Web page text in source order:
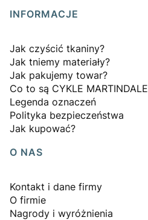
INFORMACJE
Jak czyścić tkaniny?
Jak tniemy materiały?
Jak pakujemy towar?
Co to są CYKLE MARTINDALE
Legenda oznaczeń
Polityka bezpieczeństwa
Jak kupować?
O NAS
Kontakt i dane firmy
O firmie
Nagrody i wyróżnienia